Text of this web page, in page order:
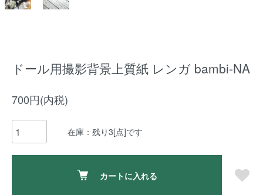
ドール用撮影背景上質紙 レンガ bambi-NA
700円(内税)
在庫：残り3[点]です
カートに入れる